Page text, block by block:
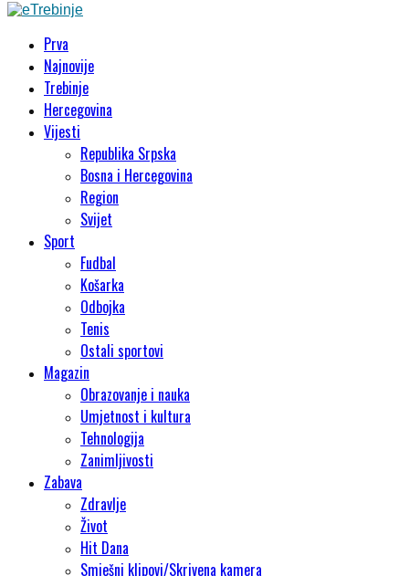
Prva
Najnovije
Trebinje
Hercegovina
Vijesti
Republika Srpska
Bosna i Hercegovina
Region
Svijet
Sport
Fudbal
Košarka
Odbojka
Tenis
Ostali sportovi
Magazin
Obrazovanje i nauka
Umjetnost i kultura
Tehnologija
Zanimljivosti
Zabava
Zdravlje
Život
Hit Dana
Smješni klipovi/Skrivena kamera